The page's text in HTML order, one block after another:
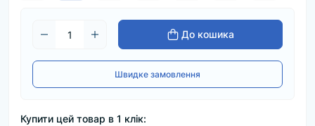
До кошика
Швидке замовлення
Купити цей товар в 1 клік: